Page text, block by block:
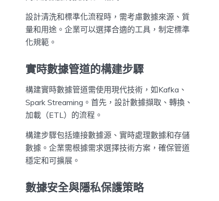
設計清洗和標準化流程時，需考慮數據來源、質
量和用途。企業可以選擇合適的工具，制定標準
化規範。
實時數據管道的構建步驟
構建實時數據管道需使用現代技術，如Kafka、
Spark Streaming。首先，設計數據擷取、轉換、
加載（ETL）的流程。
構建步驟包括連接數據源、實時處理數據和存儲
數據。企業需根據需求選擇技術方案，確保管道
穩定和可擴展。
數據安全與隱私保護策略